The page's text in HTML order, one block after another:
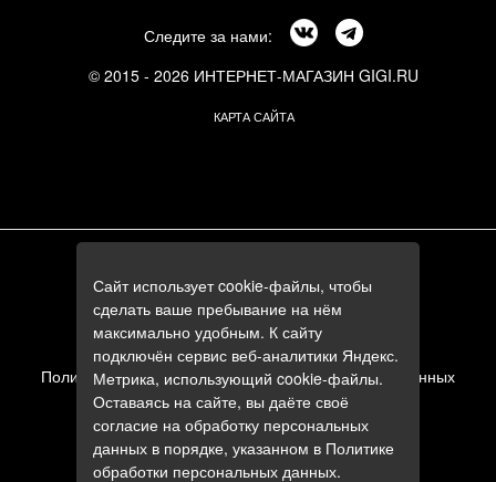
Следите за нами:
© 2015 - 2026 ИНТЕРНЕТ-МАГАЗИН GIGI.RU
КАРТА САЙТА
+7 (495) 644-84-05
+7 (985) 644-84-05
e-mail:
zakaz@gigi.ru
Политика в отношении обработки персональных данных
Пользовательское соглашение
Сайт использует cookie-файлы, чтобы
сделать ваше пребывание на нём
максимально удобным. К сайту
подключён сервис веб-аналитики Яндекс.
Метрика, использующий cookie-файлы.
Оставаясь на сайте, вы даёте своё
согласие на обработку персональных
данных в порядке, указанном в Политике
обработки персональных данных.